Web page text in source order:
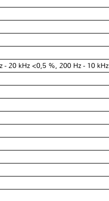
20 kHz <0,5 %, 200 Hz - 10 kHz